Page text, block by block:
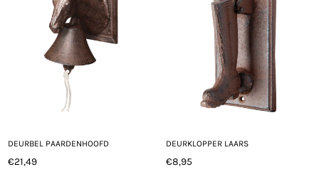
DEURBEL PAARDENHOOFD
Normale
€21,49
DEURKLOPPER LAARS
Normale
€8,95